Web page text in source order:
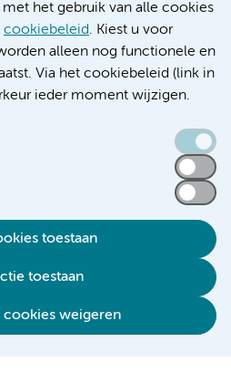
het gebruik van alle cookies
cookiebeleid. Kiest u voor
alleen nog functionele en
Via het cookiebeleid (link in
ieder moment wijzigen.
toestaan
toestaan
weigeren